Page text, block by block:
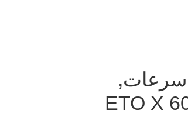
بيورتي شفاط مطبخ تركى ,3 سرعات,